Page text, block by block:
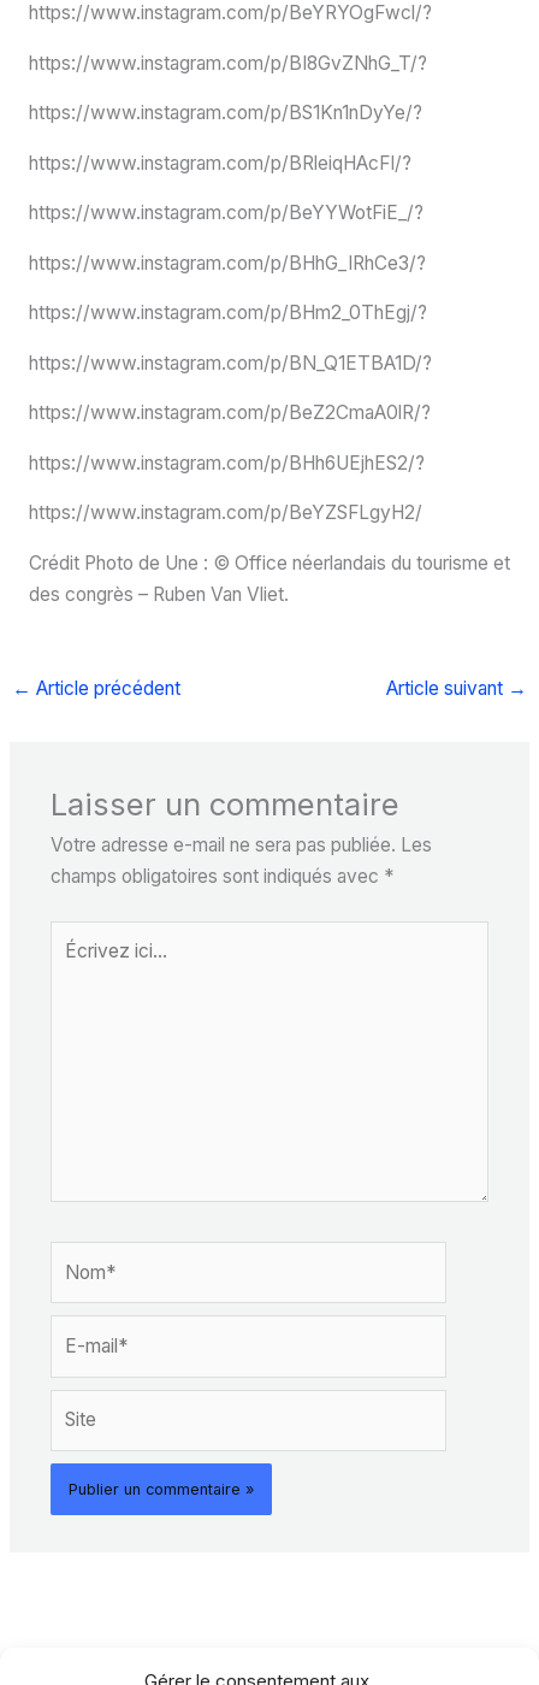
https://www.instagram.com/p/BeYRYOgFwcl/?
https://www.instagram.com/p/BI8GvZNhG_T/?
https://www.instagram.com/p/BS1Kn1nDyYe/?
https://www.instagram.com/p/BRleiqHAcFI/?
https://www.instagram.com/p/BeYYWotFiE_/?
https://www.instagram.com/p/BHhG_IRhCe3/?
https://www.instagram.com/p/BHm2_0ThEgj/?
https://www.instagram.com/p/BN_Q1ETBA1D/?
https://www.instagram.com/p/BeZ2CmaA0lR/?
https://www.instagram.com/p/BHh6UEjhES2/?
https://www.instagram.com/p/BeYZSFLgyH2/
Crédit Photo de Une : © Office néerlandais du tourisme et
des congrès – Ruben Van Vliet.
← Article précédent Article suivant →
Laisser un commentaire
Votre adresse e-mail ne sera pas publiée. Les
champs obligatoires sont indiqués avec *
Écrivez